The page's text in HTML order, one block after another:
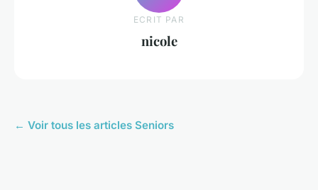
ECRIT PAR
nicole
← Voir tous les articles Seniors